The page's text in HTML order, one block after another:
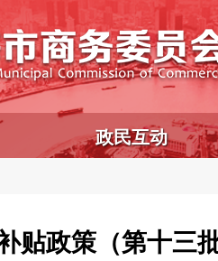
政民互动
贴政策（第十三